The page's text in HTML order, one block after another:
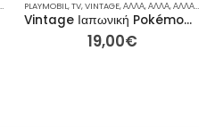
ΆΛΛΑ,ΆΛΛΑ,ΑΞΕΣΟΥΆΡ,ΓΙΑ ΕΚΕΊΝΟΝ / ΕΚΕΊΝΗ
VINTAGE,ΚΟΎΚΛΕΣ,ΡΕΙΝΜΠΟΟΥ,ΣΥΛΛΕΚΤΙΚΈΣ ΦΙΓΟΎΡΕΣ
190,00